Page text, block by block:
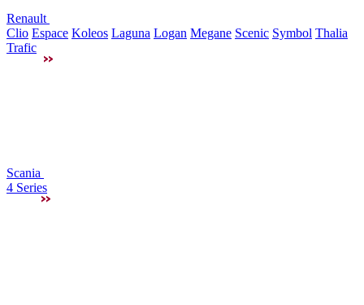
Renault
Clio Espace Koleos Laguna Logan Megane Scenic Symbol Thalia
Trafic
Scania
4 Series